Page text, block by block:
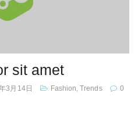
sit amet
3月14日 Fashion,Trends
0